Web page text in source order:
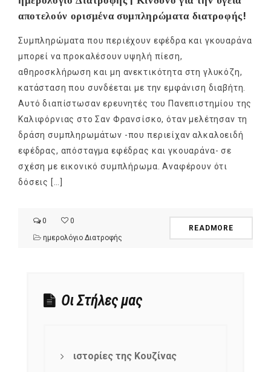
αποτελούν ορισμένα συμπληρώματα διατροφής!
Συμπληρώματα που περιέχουν εφέδρα και γκουαράνα
μπορεί να προκαλέσουν υψηλή πίεση,
αθηροσκλήρωση και μη ανεκτικότητα στη γλυκόζη,
κατάσταση που συνδέεται με την εμφάνιση διαβήτη.
Αυτό διαπίστωσαν ερευνητές του Πανεπιστημίου της
Καλιφόρνιας στο Σαν Φρανσίσκο, όταν μελέτησαν τη
δράση συμπληρωμάτων -που περιείχαν αλκαλοειδή
εφέδρας, απόσταγμα εφέδρας και γκουαράνα- σε
σχέση με εικονικό συμπλήρωμα. Αναφέρουν ότι
δόσεις […]
0
0
ημερολόγιο Διατροφής
READMORE
Οι Στήλες μας
ιστορίες της Κουζίνας